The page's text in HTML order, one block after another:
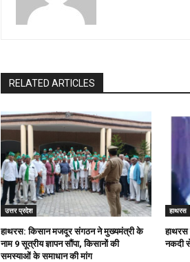
RELATED ARTICLES
उत्तर प्रदेश
हाथरस: किसान मजदूर संगठन ने मुख्यमंत्री के
नाम 9 सूत्रीय ज्ञापन सौंपा, किसानों की
समस्याओं के समाधान की मांग
हाथरस
हाथरस
नकदी